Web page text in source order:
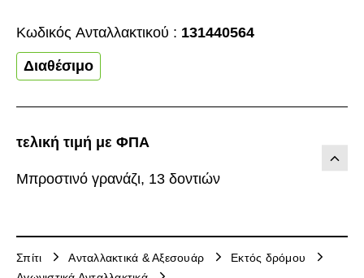
Μπροστινό γρανάζι, 13 δοντιών
τελική τιμή με ΦΠΑ
Κωδικός Aνταλλακτικού : 131440564
Διαθέσιμο
Σπίτι Ανταλλακτικά & Αξεσουάρ
Εκτός δρόμου